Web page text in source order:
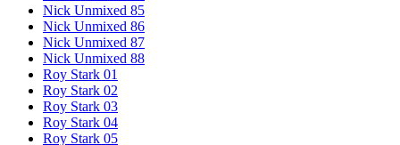
Nick Unmixed 85
Nick Unmixed 86
Nick Unmixed 87
Nick Unmixed 88
Roy Stark 01
Roy Stark 02
Roy Stark 03
Roy Stark 04
Roy Stark 05